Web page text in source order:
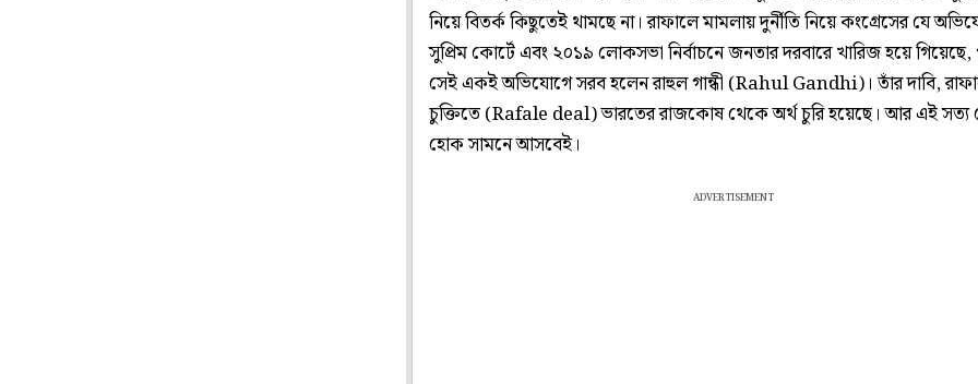
নিয়ে বিতর্ক কিছুতেই থামছে না। রাফালে মামলায় দুর্নীতি নিয়ে কংগ্রেসের যে
সুপ্রিম কোর্টে এবং ২০১৯ লোকসভা নির্বাচনে জনতার দরবারে খারিজ হয়ে
সেই একই অভিযোগে সরব হলেন রাহুল গান্ধী (Rahul Gandhi)। তাঁর দাবি,
চুক্তিতে (Rafale deal) ভারতের রাজকোষ থেকে অর্থ চুরি হয়েছে। আর এই সত্য
হোক সামনে আসবেই।
ADVERTISEMENT